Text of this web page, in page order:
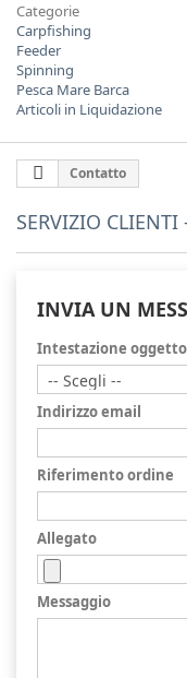
Categorie
Carpfishing
Feeder
Spinning
Pesca Mare Barca
Articoli in Liquidazione
Contatto
SERVIZIO CLIENTI
INVIA UN
Intestazione oggetto
Indirizzo email
Riferimento ordine
Allegato
Messaggio